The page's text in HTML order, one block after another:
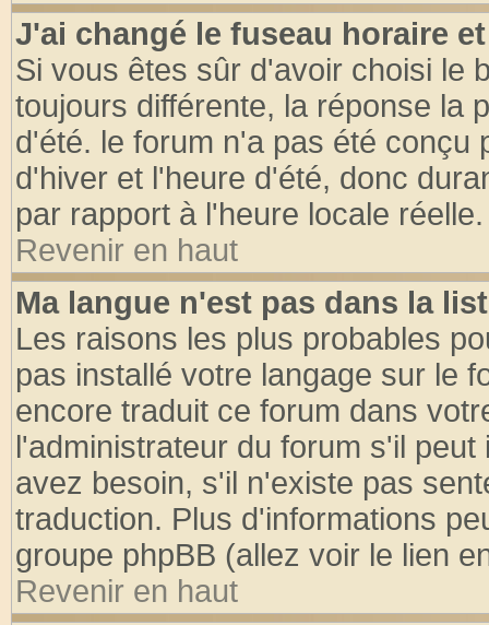
J'ai changé le fuseau horaire
Si vous êtes sûr d'avoir choisi le
toujours différente, la réponse la
d'été. le forum n'a pas été conçu
d'hiver et l'heure d'été, donc
par rapport à l'heure locale réelle.
Revenir en haut
Ma langue n'est pas dans la
Les raisons les plus probables
pas installé votre langage sur le
encore traduit ce forum dans
l'administrateur du forum s'il
avez besoin, s'il n'existe pas
traduction. Plus d'informations
groupe phpBB (allez voir le lien
Revenir en haut